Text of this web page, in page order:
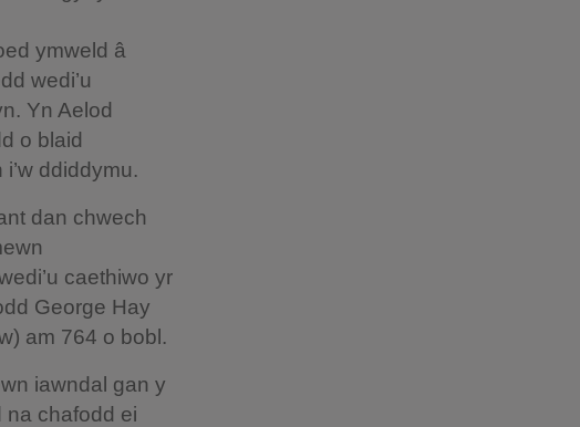
ymweld â
wedi’u
Yn Aelod
o blaid
ddiddymu.
dan chwech
caethiwo yr
George Hay
am 764 o bobl.
iawndal gan y
na chafodd ei